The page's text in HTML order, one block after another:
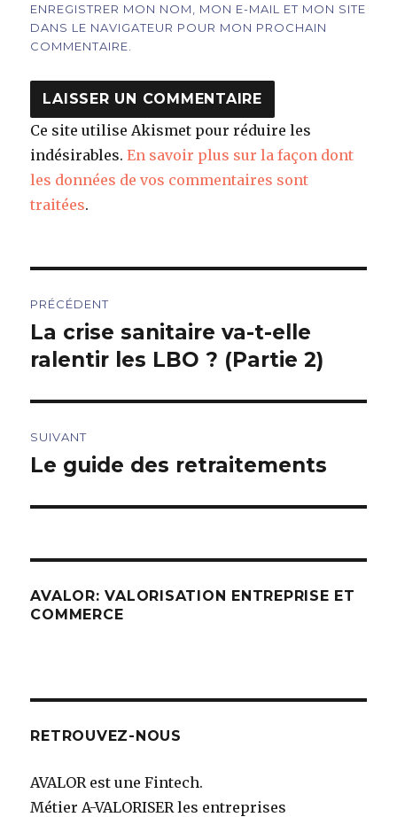
ENREGISTRER MON NOM, MON E-MAIL ET MON SITE
DANS LE NAVIGATEUR POUR MON PROCHAIN
COMMENTAIRE.
Ce site utilise Akismet pour réduire les
indésirables.En savoir plus sur la façon dont
les données de vos commentaires sont
traitées.
de
l’article
PRÉCÉDENT
Article
précédent :
La crise sanitaire va-t-elle
ralentir les LBO ? (Partie 2)
SUIVANT
Article
Le guide des retraitements
AVALOR: VALORISATION ENTREPRISE ET
COMMERCE
RETROUVEZ-NOUS
AVALOR est une Fintech.
Métier A-VALORISER les entreprises